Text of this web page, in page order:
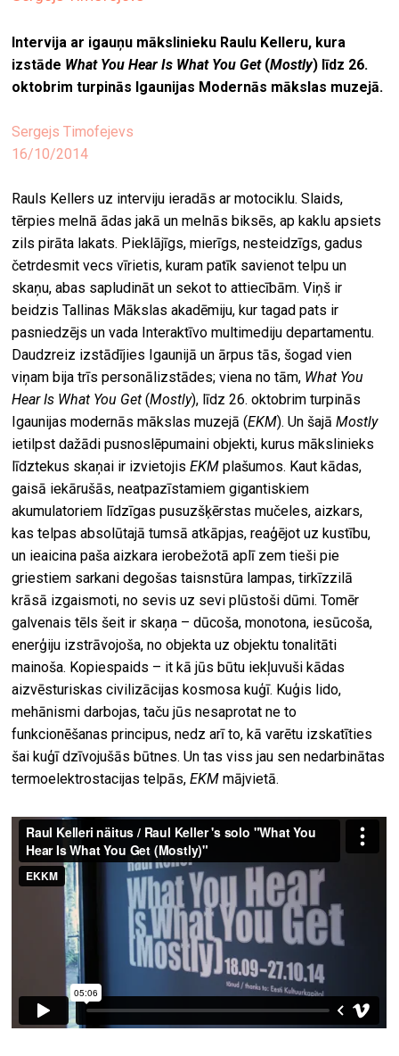
by
meklēt
Intervija ar igauņu mākslinieku Raulu Kelleru, kura
izstāde What You Hear Is What You Get(Mostly) līdz 26.
oktobrim turpinās Igaunijas Modernās mākslas muzejā.
Sergejs Timofejevs
16/10/2014
Rauls Kellers uz interviju ieradās ar motociklu. Slaids,
tērpies melnā ādas jakā un melnās biksēs, ap kaklu apsiets
zils pirāta lakats. Pieklājīgs, mierīgs, nesteidzīgs, gadus
četrdesmit vecs vīrietis, kuram patīk savienot telpu un
skaņu, abas sapludināt un sekot to attiecībām. Viņš ir
beidzis Tallinas Mākslas akadēmiju, kur tagad pats ir
pasniedzējs un vada Interaktīvo multimediju departamentu.
Daudzreiz izstādījies Igaunijā un ārpus tās, šogad vien
viņam bija trīs personālizstādes; viena no tām, What You
Hear Is What You Get (Mostly), līdz 26. oktobrim turpinās
Igaunijas modernās mākslas muzejā (EKM). Un šajāMostly
ietilpst dažādi pusnoslēpumaini objekti, kurus mākslinieks
līdztekus skaņai ir izvietojisEKM plašumos. Kaut kādas,
gaisā iekārušās, neatpazīstamiem gigantiskiem
akumulatoriem līdzīgas pusuzšķērstas mučeles, aizkars,
kas telpas absolūtajā tumsā atkāpjas, reaģējot uz kustību,
un ieaicina paša aizkara ierobežotā aplī zem tieši pie
griestiem sarkani degošas taisnstūra lampas, tirkīzzilā
krāsā izgaismoti, no sevis uz sevi plūstoši dūmi. Tomēr
galvenais tēls šeit ir skaņa – dūcoša, monotona, iesūcoša,
enerģiju izstrāvojoša, no objekta uz objektu tonalitāti
mainoša. Kopiespaids – it kā jūs būtu iekļuvuši kādas
aizvēsturiskas civilizācijas kosmosa kuģī. Kuģis lido,
mehānismi darbojas, taču jūs nesaprotat ne to
funkcionēšanas principus, nedz arī to, kā varētu izskatīties
šai kuģī dzīvojušās būtnes. Un tas viss jau sen nedarbinātas
termoelektrostacijas telpās,EKM mājvietā.